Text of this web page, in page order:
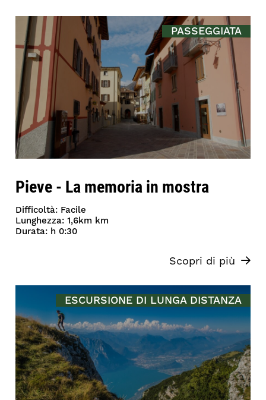
PASSEGGIATA
Pieve - La memoria in mostra
Difficoltà: Facile
Lunghezza: 1,6km km
Durata: h 0:30
Scopri di più
ESCURSIONE DI LUNGA DISTANZA